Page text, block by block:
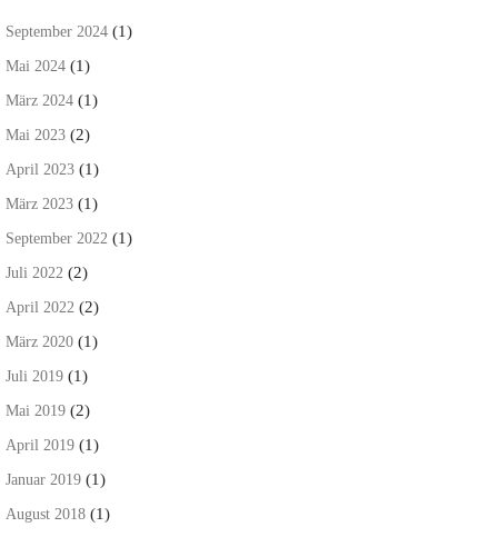
September 2024 (1)
Mai 2024 (1)
März 2024 (1)
Mai 2023 (2)
April 2023 (1)
März 2023 (1)
September 2022 (1)
Juli 2022 (2)
April 2022 (2)
März 2020 (1)
Juli 2019 (1)
Mai 2019 (2)
April 2019 (1)
Januar 2019 (1)
August 2018 (1)